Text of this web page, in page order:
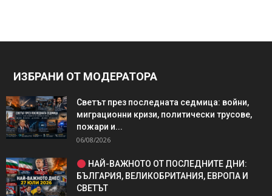
ИЗБРАНИ ОТ МОДЕРАТОРА
Светът през последната седмица: войни,
миграционни кризи, политически трусове,
пожари и...
06/08/2026
НАЙ-ВАЖНОТО ОТ ПОСЛЕДНИТЕ ДНИ:
БЪЛГАРИЯ, ВЕЛИКОБРИТАНИЯ, ЕВРОПА И
СВЕТЪТ